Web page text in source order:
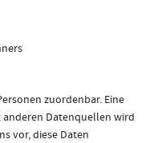
zuordenbar. Eine
Datenquellen wird
vor, diese Daten